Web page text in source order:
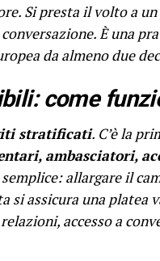
Si presta il volto a
È una
da almeno due
come
stratificati. C’è la
ambasciatori,
allargare il
si assicura una platea
accesso a